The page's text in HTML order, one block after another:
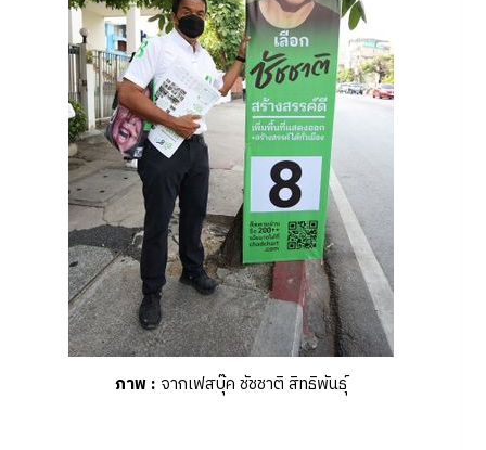
ภาพ : จากเฟสบุ๊ค ชัชชาติ สิทธิพันธุ์